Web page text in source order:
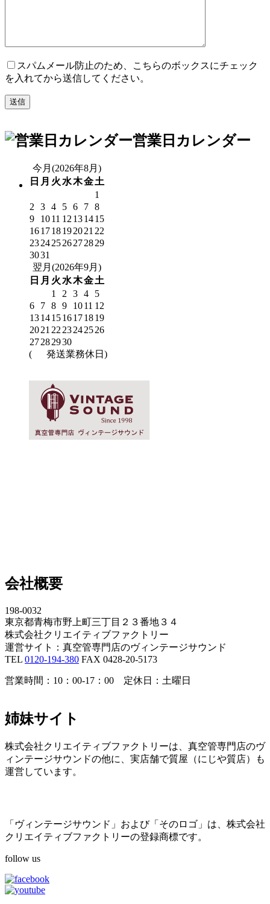
スパムメール防止のため、こちらのボックスにチェック
を入れてから送信してください。
営業日カレンダー
今月(2026年8月)
日 月 火 水木金土
1
2
3 4 5 6 7 8
9
1011 12 131415
161718192021 22
23242526272829
3031
翌月(2026年9月)
日 月 火 水木金土
1
2 3 4
5
6
7 8 9 1011 12
13141516171819
2021 22 23242526
27282930
(
発送業務休日)
会社概要
198-0032
東京都青梅市野上町三丁目２３番地３４
株式会社クリエイティブファクトリー
運営サイト：真空管専門店のヴィンテージサウンド
TEL 0120-194-380 FAX 0428-20-5173
営業時間：10：00-17：00 定休日：土曜日
姉妹サイト
株式会社クリエイティブファクトリーは、真空管専門店のヴ
ィンテージサウンドの他に、実店舗で質屋（にじや質店）も
運営しています。
「ヴィンテージサウンド」および「そのロゴ」は、株式会社
クリエイティブファクトリーの登録商標です。
follow us